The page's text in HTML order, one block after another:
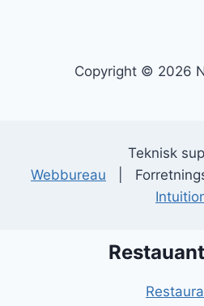
Copyright © 2026
Teknisk
Webbureau |